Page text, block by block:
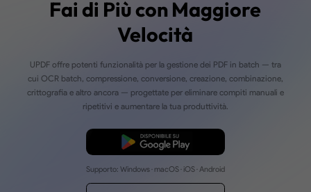
Elaborazione PDF in
Fai di Più con
Velocità
cui OCR batch, compressione, conversione, creazione,
crittografia e altro ancora — progettate per eliminare compiti
ripetitivi e aumentare la tua produttività.